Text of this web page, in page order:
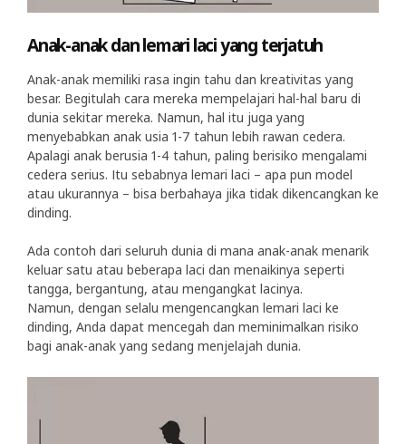
Anak-anak dan lemari laci yang terjatuh
Anak-anak memiliki rasa ingin tahu dan kreativitas yang
besar. Begitulah cara mereka mempelajari hal-hal baru di
dunia sekitar mereka. Namun, hal itu juga yang
menyebabkan anak usia 1-7 tahun lebih rawan cedera.
Apalagi anak berusia 1-4 tahun, paling berisiko mengalami
cedera serius. Itu sebabnya lemari laci – apa pun model
atau ukurannya – bisa berbahaya jika tidak dikencangkan ke
dinding.
Ada contoh dari seluruh dunia di mana anak-anak menarik
keluar satu atau beberapa laci dan menaikinya seperti
tangga, bergantung, atau mengangkat lacinya.
Namun, dengan selalu mengencangkan lemari laci ke
dinding, Anda dapat mencegah dan meminimalkan risiko
bagi anak-anak yang sedang menjelajah dunia.